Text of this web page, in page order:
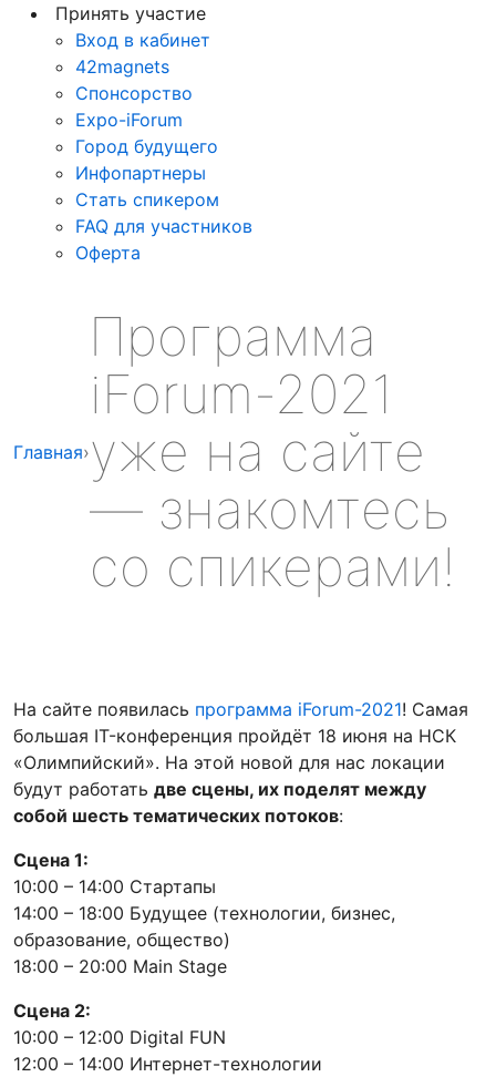
Принять участие
Вход в кабинет
42magnets
Спонсорство
Expo-iForum
Город будущего
Инфопартнеры
Стать спикером
FAQ для участников
Оферта
Главная›
Программа
iForum-2021
уже на сайте
— знакомтесь
со спикерами!
На сайте появилась программа iForum-2021! Самая
большая IT-конференция пройдёт 18 июня на НСК
«Олимпийский». На этой новой для нас локации
будут работать две сцены, их поделят между
собой шесть тематических потоков:
Сцена 1:
10:00 – 14:00 Стартапы
14:00 – 18:00 Будущее (технологии, бизнес,
образование, общество)
18:00 – 20:00 Main Stage
Сцена 2:
10:00 – 12:00 Digital FUN
12:00 – 14:00 Интернет-технологии